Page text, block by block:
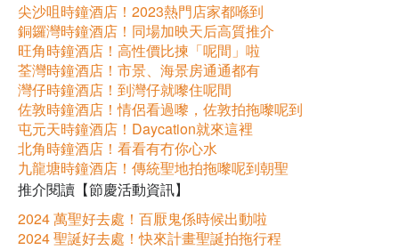
尖沙咀時鐘酒店！2023熱門店家都喺到
銅鑼灣時鐘酒店！同場加映天后高質推介
旺角時鐘酒店！高性價比揀「呢間」啦
荃灣時鐘酒店！市景、海景房通通都有
灣仔時鐘酒店！到灣仔就嚟住呢間
佐敦時鐘酒店！情侶看過嚟，佐敦拍拖嚟呢到
屯元天時鐘酒店！Daycation就來這裡
北角時鐘酒店！看看有冇你心水
九龍塘時鐘酒店！傳統聖地拍拖嚟呢到朝聖
推介閱讀【節慶活動資訊】
2024 萬聖好去處！百厭鬼係時候出動啦
2024 聖誕好去處！快來計畫聖誕拍拖行程